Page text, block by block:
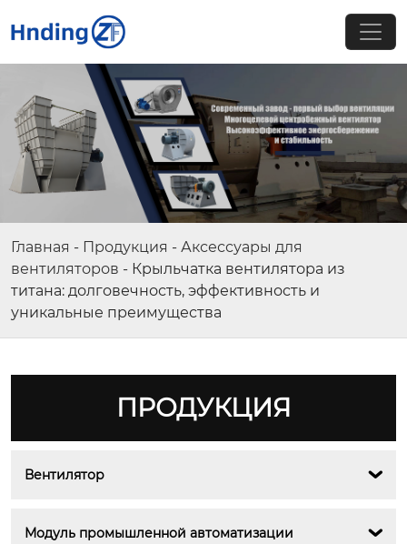
Главная - Продукция - Аксессуары для
вентиляторов - Крыльчатка вентилятора из
титана: долговечность, эффективность и
уникальные преимущества
ПРОДУКЦИЯ
Вентилятор 
Модуль промышленной автоматизации 